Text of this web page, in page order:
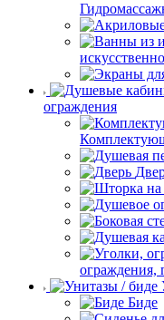
ограждения
ограждения,
Биде